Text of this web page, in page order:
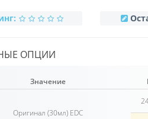
ОПЦИИ
Значение
Оригинал (30мл) EDC